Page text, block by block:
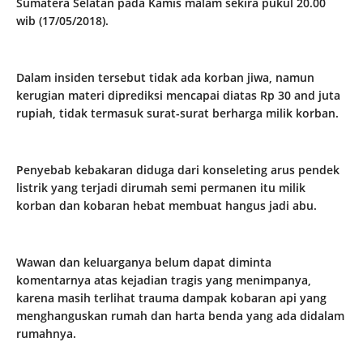
wib (17/05/2018).
Dalam insiden tersebut tidak ada korban jiwa, namun
kerugian materi diprediksi mencapai diatas Rp 30 and juta
rupiah, tidak termasuk surat-surat berharga milik korban.
Penyebab kebakaran diduga dari konseleting arus pendek
listrik yang terjadi dirumah semi permanen itu milik
korban dan kobaran hebat membuat hangus jadi abu.
Wawan dan keluarganya belum dapat diminta
komentarnya atas kejadian tragis yang menimpanya,
karena masih terlihat trauma dampak kobaran api yang
menghanguskan rumah dan harta benda yang ada didalam
rumahnya.